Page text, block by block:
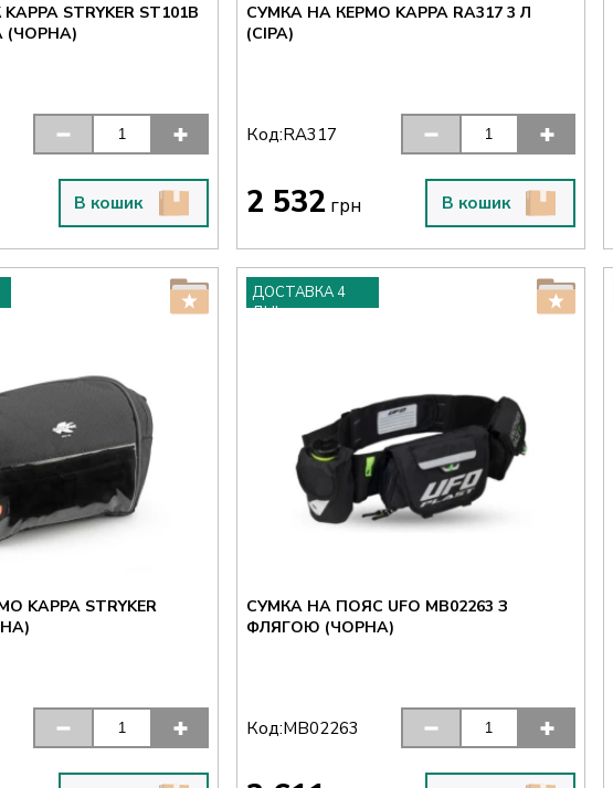
STRYKER ST101B
(ЧОРНА)
В кошик
СУМКА НА КЕРМО KAPPA RA317 3 Л
(СІРА)
Код:RA317
2 532 грн В кошик
KAPPA STRYKER
ДОСТАВКА 4
ДНІ
СУМКА НА ПОЯС UFO MB02263 З
ФЛЯГОЮ (ЧОРНА)
Код:MB02263